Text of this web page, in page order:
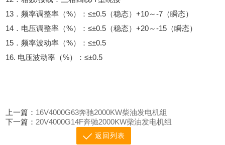
13．频率调整率（%）：≤±0.5（稳态）+10～-7（瞬态）
14．电压调整率（%）：≤±0.5（稳态）+20～-15（瞬态）
15．频率波动率（%）：≤±0.5
16. 电压波动率（%）：≤±0.5
上一篇： 16V4000G63奔驰2000KW柴油发电机组
下一篇： 20V4000G14F奔驰2000KW柴油发电机组
返回列表